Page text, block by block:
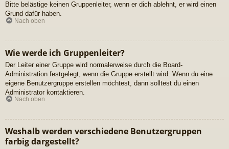
Bitte belästige keinen Gruppenleiter, wenn er dich ablehnt, er wird einen
Grund dafür haben.
Nach oben
Wie werde ich Gruppenleiter?
Der Leiter einer Gruppe wird normalerweise durch die Board-
Administration festgelegt, wenn die Gruppe erstellt wird. Wenn du eine
eigene Benutzergruppe erstellen möchtest, dann solltest du einen
Administrator kontaktieren.
Nach oben
Weshalb werden verschiedene Benutzergruppen
farbig dargestellt?